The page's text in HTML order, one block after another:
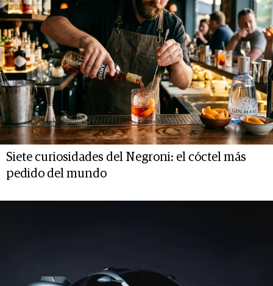
Siete curiosidades del Negroni: el cóctel más
pedido del mundo